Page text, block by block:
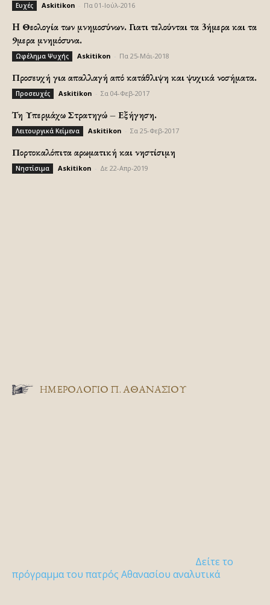
Ευχές Askitikon Πα 01-Ιούλ-2016
H Θεολογία των μνημοσύνων. Γιατι τελούνται τα 3ήμερα και τα
9μερα μνημόσυνα.
Ωφέλημα Ψυχής Askitikon Πα 25-Μάι-2018
Προσευχή για απαλλαγή από κατάθλιψη και ψυχικά νοσήματα.
Προσευχές Askitikon Σα 04-Φεβ-2017
Τη Υπερμάχω Στρατηγώ – Εξήγηση.
Λειτουργικά Κείμενα Askitikon Σα 25-Φεβ-2017
Πορτοκαλόπιτα αρωματική και νηστίσιμη
Νηστίσιμα Askitikon Δε 22-Απρ-2019
ΗΜΕΡΟΛΟΓΙΟ Π. ΑΘΑΝΑΣΙΟΥ
Δείτε το
πρόγραμμα του πατρός Αθανασίου αναλυτικά